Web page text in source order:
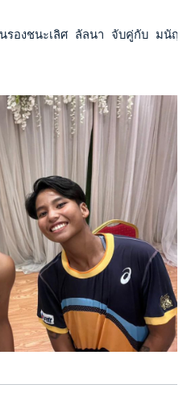
องชนะเลิศ ลัลนา จับคู่กับ มนัญ